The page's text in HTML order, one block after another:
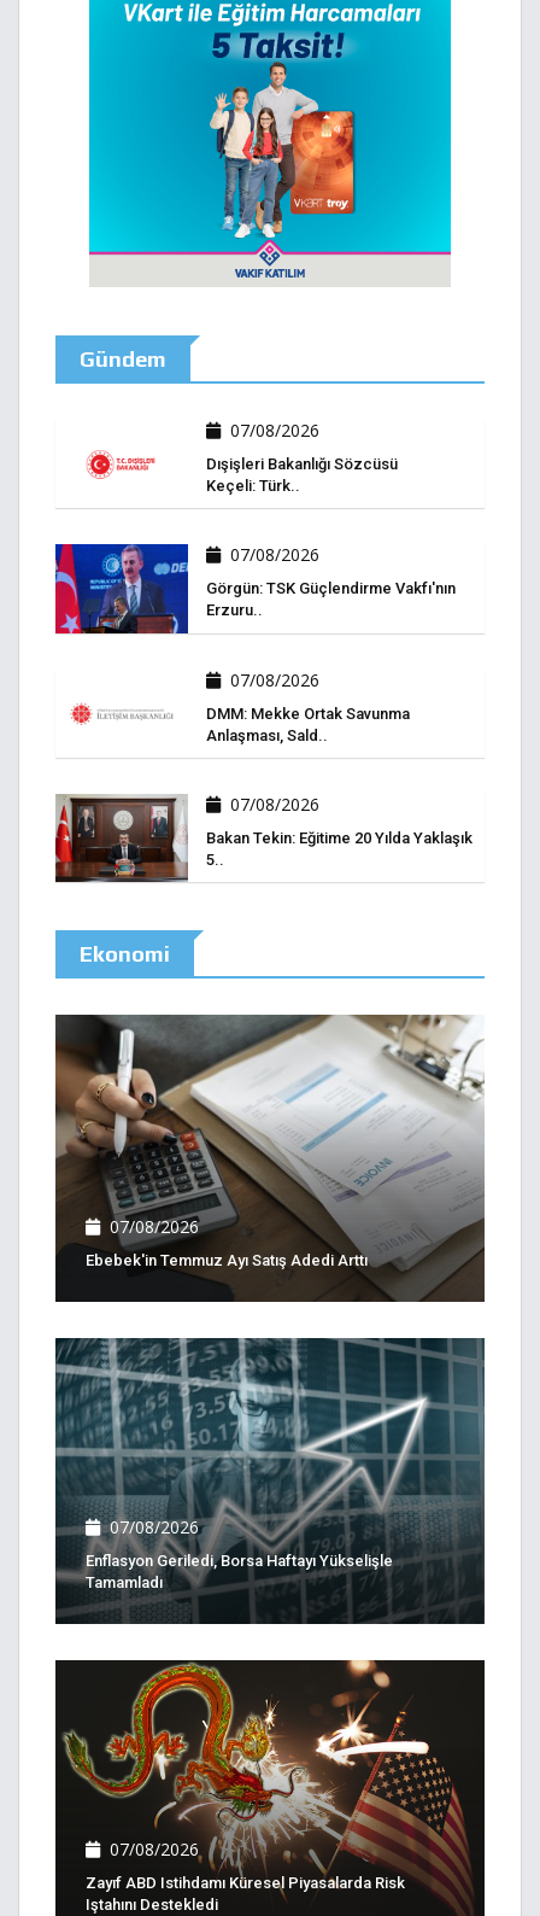
Gündem
07/08/2026
Dışişleri Bakanlığı Sözcüsü
Keçeli: Türk..
07/08/2026
Görgün: TSK Güçlendirme Vakfı'nın
Erzuru..
07/08/2026
DMM: Mekke Ortak Savunma
Anlaşması, Sald..
07/08/2026
Bakan Tekin: Eğitime 20 Yılda Yaklaşık
5..
Ekonomi
07/08/2026
Ebebek'in Temmuz Ayı Satış Adedi Arttı
07/08/2026
Enflasyon Geriledi, Borsa Haftayı Yükselişle
Tamamladı
07/08/2026
Zayıf ABD Istihdamı Küresel Piyasalarda Risk
Iştahını Destekledi